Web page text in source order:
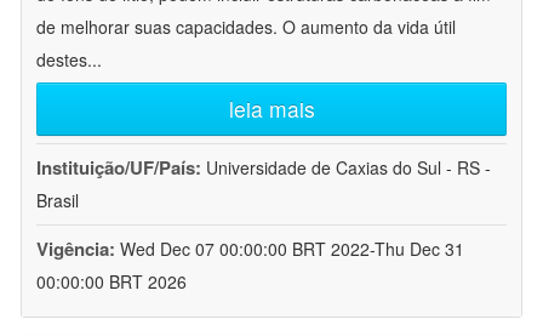
de melhorar suas capacidades. O aumento da vida útil
destes...
leia mais
Instituição/UF/País: Universidade de Caxias do Sul - RS -
Brasil
Vigência: Wed Dec 07 00:00:00 BRT 2022-Thu Dec 31
00:00:00 BRT 2026